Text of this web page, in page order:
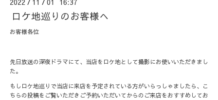
ロケ地巡りのお客様へ
お客様各位
先日放送の深夜ドラマにて、当店をロケ地として撮影にお使いいただきまし
た。
もしロケ地巡りで当店に来店を予定されている方がいらっしゃましたら、こ
ちらの投稿をご覧いただきご予約いただいてからのご来店をおすすめしてお